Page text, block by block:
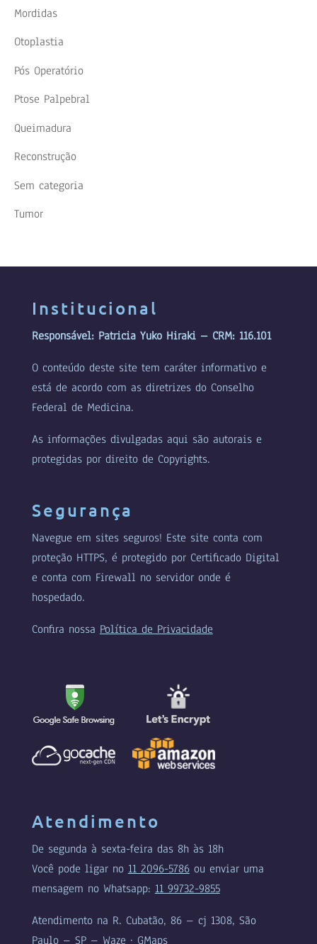
Mordidas
Otoplastia
Pós Operatório
Ptose Palpebral
Queimadura
Reconstrução
Sem categoria
Tumor
Institucional
Responsável: Patricia Yuko Hiraki – CRM: 116.101
O conteúdo deste site tem caráter informativo e
está de acordo com as diretrizes do Conselho
Federal de Medicina.
As informações divulgadas aqui são autorais e
protegidas por direito de Copyrights.
Segurança
Navegue em sites seguros! Este site conta com
proteção HTTPS, é protegido por Certificado Digital
e conta com Firewall no servidor onde é
hospedado.
Confira nossa Política de Privacidade
Atendimento
De segunda à sexta-feira das 8h às 18h
Você pode ligar no 11 2096-5786ou enviar uma
mensagem no Whatsapp: 11 99732-9855
Atendimento na R. Cubatão, 86 – cj 1308, São
Paulo – SP – Waze · GMaps